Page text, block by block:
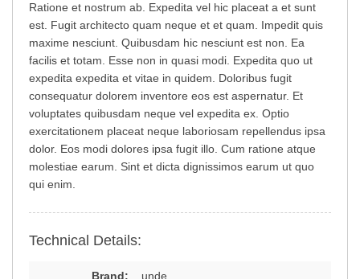
Ratione et nostrum ab. Expedita vel hic placeat a et sunt
est. Fugit architecto quam neque et et quam. Impedit quis
maxime nesciunt. Quibusdam hic nesciunt est non. Ea
facilis et totam. Esse non in quasi modi. Expedita quo ut
expedita expedita et vitae in quidem. Doloribus fugit
consequatur dolorem inventore eos est aspernatur. Et
voluptates quibusdam neque vel expedita ex. Optio
exercitationem placeat neque laboriosam repellendus ipsa
dolor. Eos modi dolores ipsa fugit illo. Cum ratione atque
molestiae earum. Sint et dicta dignissimos earum ut quo
qui enim.
Technical Details:
Brand: unde